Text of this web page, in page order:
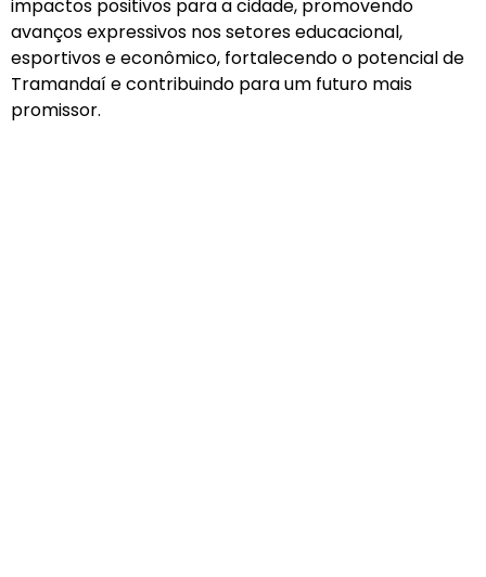
impactos positivos para a cidade, promovendo
avanços expressivos nos setores educacional,
esportivos e econômico, fortalecendo o potencial de
Tramandaí e contribuindo para um futuro mais
promissor.